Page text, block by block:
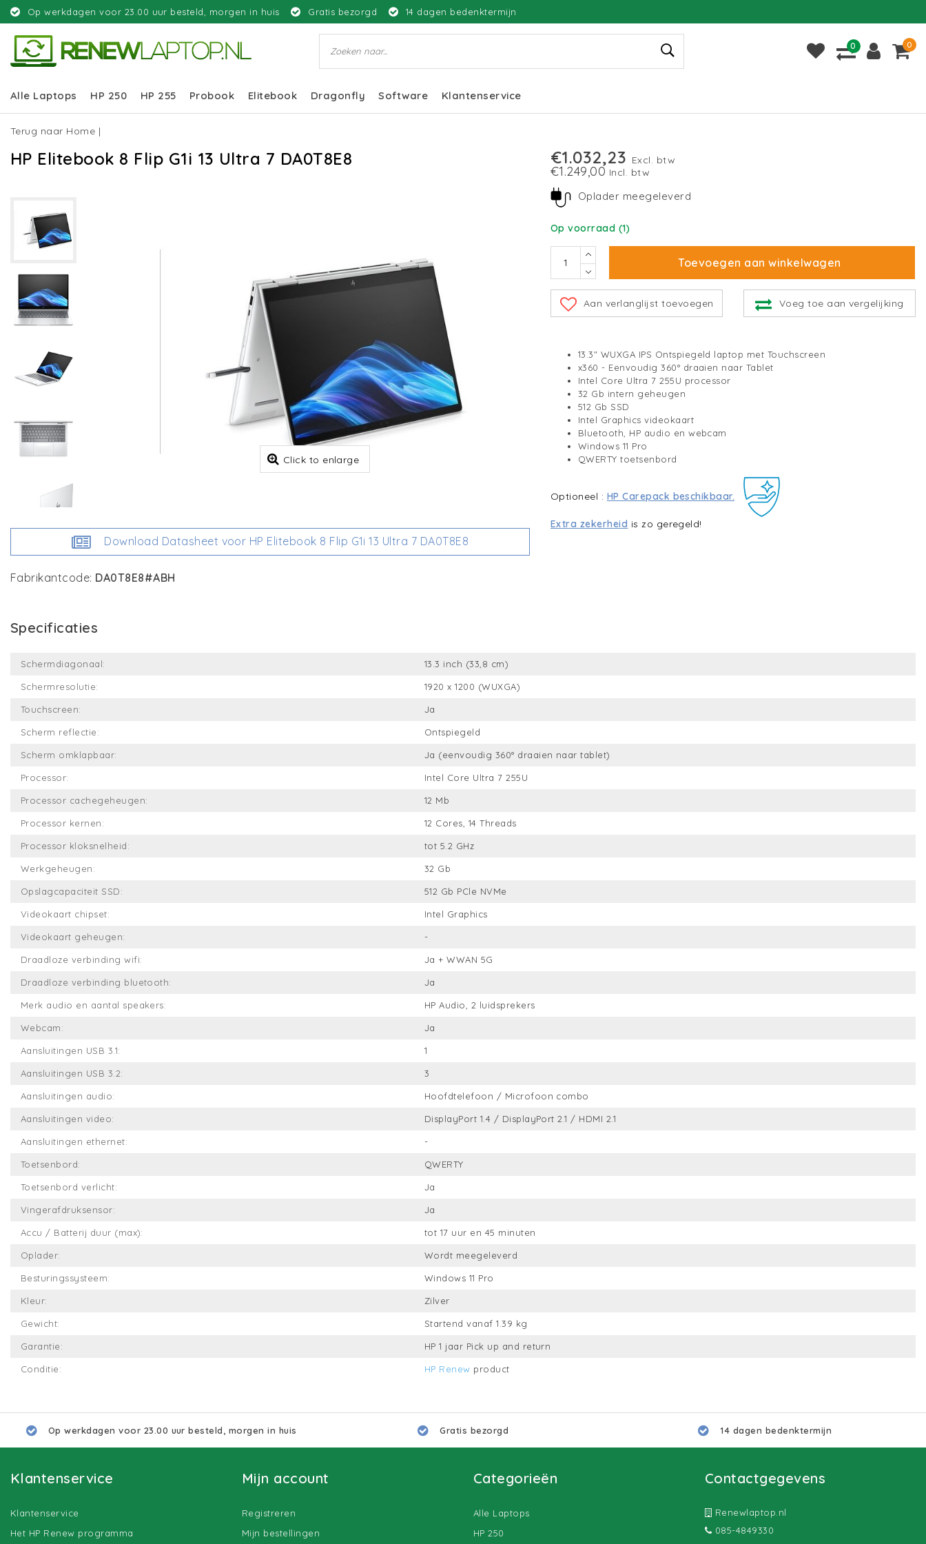
Op werkdagen voor 23.00 uur besteld, morgen in huis Gratis bezorgd 14 dagen bedenktermijn
0 0
Alle Laptops HP 250 HP 255 Probook Elitebook Dragonfly Software Klantenservice
Terug naar Home |
HP Elitebook 8 Flip G1i 13 Ultra 7 DA0T8E8
Click to enlarge
Download Datasheet voor HP Elitebook 8 Flip G1i 13 Ultra 7 DA0T8E8
Fabrikantcode: DA0T8E8#ABH
€1.032,23 Excl. btw
€1.249,00 Incl. btw
Oplader meegeleverd
Op voorraad (1)
Toevoegen aan winkelwagen
Aan verlanglijst toevoegen Voeg toe aan vergelijking
13.3" WUXGA IPS Ontspiegeld laptop met Touchscreen
x360 - Eenvoudig 360° draaien naar Tablet
Intel Core Ultra 7 255U processor
32 Gb intern geheugen
512 Gb SSD
Intel Graphics videokaart
Bluetooth, HP audio en webcam
Windows 11 Pro
QWERTY toetsenbord
Optioneel : HP Carepack beschikbaar.
Extra zekerheid is zo geregeld!
Specificaties
Schermdiagonaal: 13.3 inch (33,8 cm)
Schermresolutie: 1920 x 1200 (WUXGA)
Touchscreen: Ja
Scherm reflectie: Ontspiegeld
Scherm omklapbaar: Ja (eenvoudig 360° draaien naar tablet)
Processor: Intel Core Ultra 7 255U
Processor cachegeheugen: 12 Mb
Processor kernen: 12 Cores, 14 Threads
Processor kloksnelheid: tot 5.2 GHz
Werkgeheugen: 32 Gb
Opslagcapaciteit SSD: 512 Gb PCle NVMe
Videokaart chipset: Intel Graphics
Videokaart geheugen: -
Draadloze verbinding wifi: Ja + WWAN 5G
Draadloze verbinding bluetooth: Ja
Merk audio en aantal speakers: HP Audio, 2 luidsprekers
Webcam: Ja
Aansluitingen USB 3.1: 1
Aansluitingen USB 3.2: 3
Aansluitingen audio: Hoofdtelefoon / Microfoon combo
Aansluitingen video: DisplayPort 1.4 / DisplayPort 2.1 / HDMI 2.1
Aansluitingen ethernet: -
Toetsenbord: QWERTY
Toetsenbord verlicht: Ja
Vingerafdruksensor: Ja
Accu / Batterij duur (max): tot 17 uur en 45 minuten
Oplader: Wordt meegeleverd
Besturingssysteem: Windows 11 Pro
Kleur: Zilver
Gewicht: Startend vanaf 1.39 kg
Garantie: HP 1 jaar Pick up and return
Conditie: HP Renew product
Op werkdagen voor 23.00 uur besteld, morgen in huis Gratis bezorgd 14 dagen bedenktermijn
Klantenservice
Klantenservice
Het HP Renew programma
Mijn account
Registreren
Mijn bestellingen
Categorieën
Alle Laptops
HP 250
Contactgegevens
Renewlaptop.nl
085-4849330